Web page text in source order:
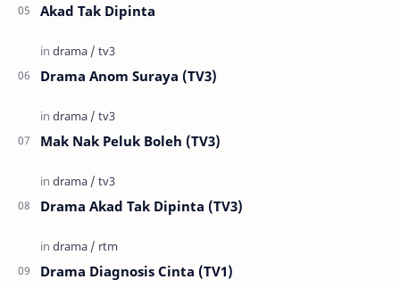
Akad Tak Dipinta
Drama Anom Suraya (TV3)
Mak Nak Peluk Boleh (TV3)
Drama Akad Tak Dipinta (TV3)
Drama Diagnosis Cinta (TV1)